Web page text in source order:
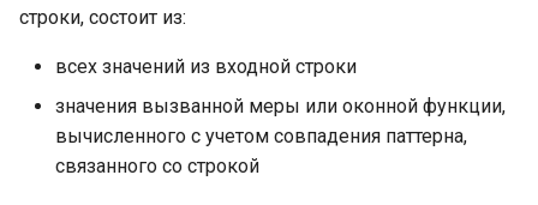
строки, состоит из:
всех значений из входной строки
значения вызванной меры или оконной функции,
вычисленного с учетом совпадения паттерна,
связанного со строкой